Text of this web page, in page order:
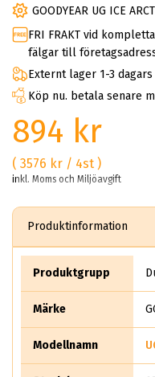
GOODYEAR UG ICE
FRI FRAKT vid
fälgar till
Externt lager 1-3
Köp nu. betala senare
894 kr
( 3576 kr / 4st )
inkl. Moms och Miljöavgift
Produktinformation
Produktgrupp
Märke
Modellnamn